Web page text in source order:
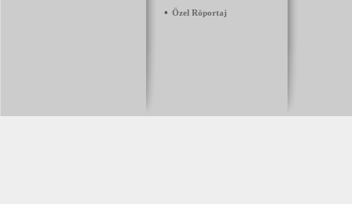
• Özel Röportaj